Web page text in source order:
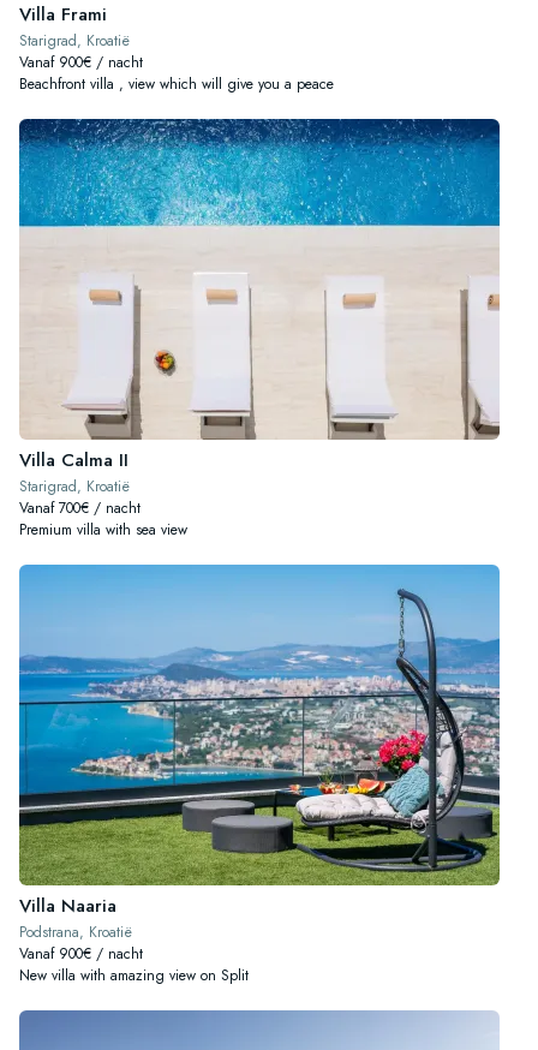
Villa Frami
Starigrad, Kroatië
Vanaf 900€ / nacht
Beachfront villa , view which will give you a peace
Villa Calma II
Starigrad, Kroatië
Vanaf 700€ / nacht
Premium villa with sea view
Villa Naaria
Podstrana, Kroatië
Vanaf 900€ / nacht
New villa with amazing view on Split